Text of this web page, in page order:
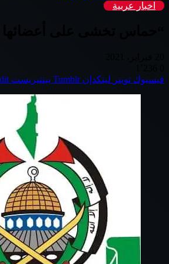
اخبار عربية
فيسبوك تويتر لينكدإن بينتيريست